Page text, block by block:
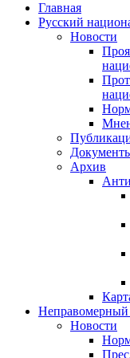
Главная
Русский
Новости
Архив
Неправомерный
Новости